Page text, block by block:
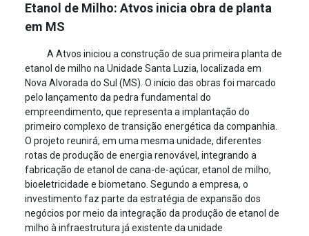
Etanol de Milho: Atvos inicia obra de planta
em MS
A Atvos iniciou a construção de sua primeira planta de
etanol de milho na Unidade Santa Luzia, localizada em
Nova Alvorada do Sul (MS). O início das obras foi marcado
pelo lançamento da pedra fundamental do
empreendimento, que representa a implantação do
primeiro complexo de transição energética da companhia.
O projeto reunirá, em uma mesma unidade, diferentes
rotas de produção de energia renovável, integrando a
fabricação de etanol de cana-de-açúcar, etanol de milho,
bioeletricidade e biometano. Segundo a empresa, o
investimento faz parte da estratégia de expansão dos
negócios por meio da integração da produção de etanol de
milho à infraestrutura já existente da unidade